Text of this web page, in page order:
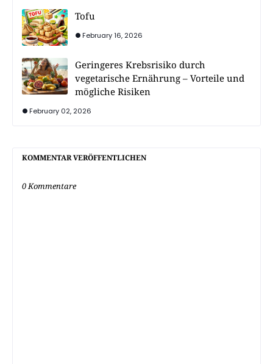
Tofu
February 16, 2026
Geringeres Krebsrisiko durch
vegetarische Ernährung – Vorteile und
mögliche Risiken
February 02, 2026
KOMMENTAR VERÖFFENTLICHEN
0 Kommentare